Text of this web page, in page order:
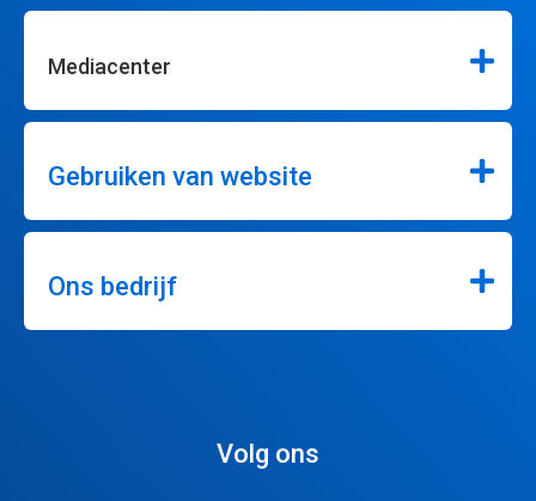
Mediacenter
Gebruiken van website
Ons bedrijf
Volg ons